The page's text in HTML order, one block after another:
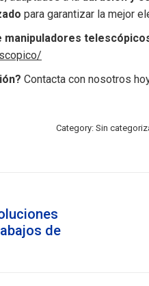
para garantizar la mejor
manipuladores
Contacta con nosotros
Category: Sin
de